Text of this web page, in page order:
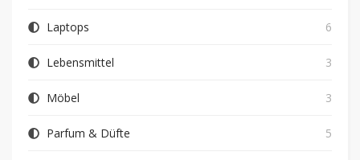
Laptops 6
Lebensmittel 3
Möbel 3
Parfum & Düfte 5